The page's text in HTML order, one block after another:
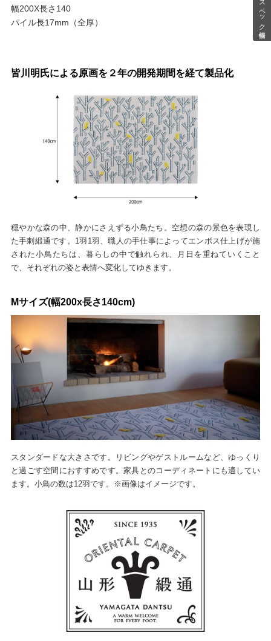
スペック情報
幅200X長さ140
パイル長17mm（全厚）
皆川明氏による原画を２年の開発期間を経て製品化
穏やかな森の中、静かにさえずる小鳥たち。空想の森の景色を表現し
た手刺緞通です。1羽1羽、職人の手仕事によってエンボス仕上げが施
された小鳥たちは、暮らしの中で触れられ、月日を重ねていくこと
で、それぞれの姿と表情へ変化してゆきます。
Mサイズ(幅200x長さ140cm)
スタンダードな大きさです。リビングやゲストルームなど、ゆっくり
と過ごす空間におすすめです。家具とのコーディネートにも適してい
ます。小鳥の数は12羽です。※画像はイメージです。